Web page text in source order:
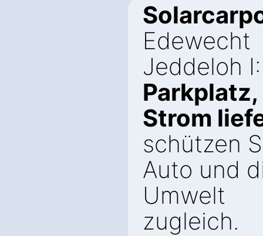
Edewecht
Jeddeloh
Strom
schützen
Auto und
Umwelt
zugleich.